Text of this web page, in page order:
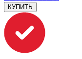
КУПИТЬ